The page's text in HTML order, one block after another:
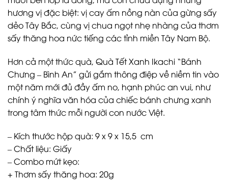
hương vị đặc biệt: vị cay ấm nồng nàn của gừng sấy
dẻo Tây Bắc, cùng vị chua ngọt nhẹ nhàng của thơm
sấy thăng hoa nức tiếng các tỉnh miền Tây Nam Bộ.
Hơn cả một thức quà, Quà Tết Xanh Ikachi “Bánh
Chưng – Bình An” gửi gắm thông điệp về niềm tin vào
một năm mới đủ đầy ấm no, hạnh phúc an vui, như
chính ý nghĩa văn hóa của chiếc bánh chưng xanh
trong tâm thức mỗi người con nước Việt.
– Kích thước hộp quà: 9 x 9 x 15,5 cm
– Chất liệu: Giấy
– Combo mứt kẹo:
+ Thơm sấy thăng hoa: 20g